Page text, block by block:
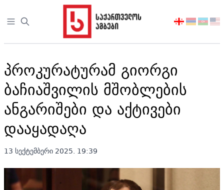
Open sidebar
აირჩიეთ
პროკურატურამ გიორგი
ბაჩიაშვილის მშობლების
ანგარიშები და აქტივები
დააყადაღა
13 სექტემბერი 2025. 19:39